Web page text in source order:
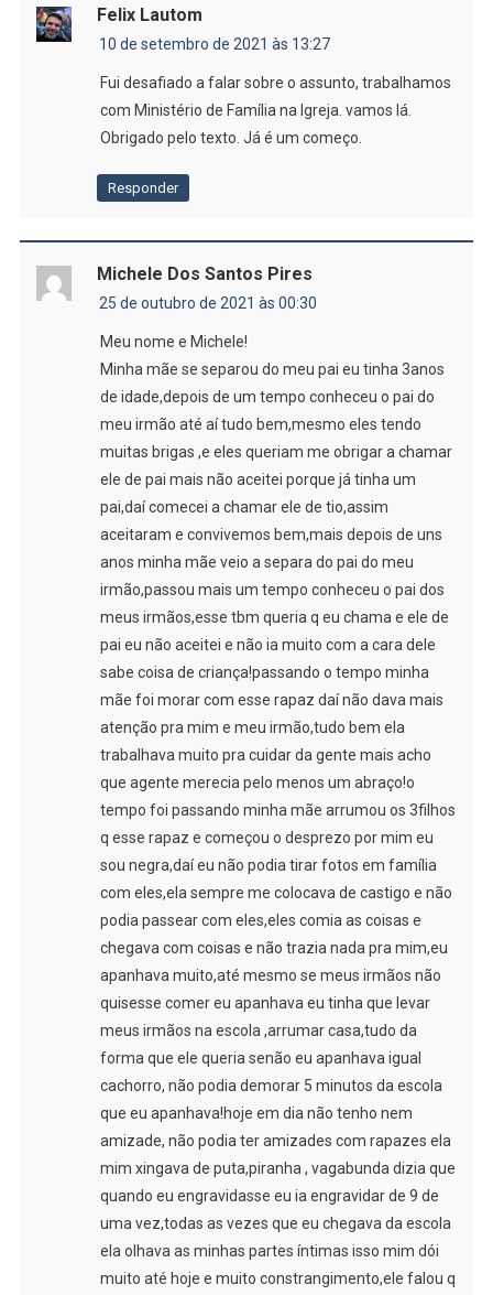
Felix Lautom
10 de setembro de 2021 às 13:27
Fui desafiado a falar sobre o assunto, trabalhamos
com Ministério de Família na Igreja. vamos lá.
Obrigado pelo texto. Já é um começo.
Responder
Michele Dos Santos Pires
25 de outubro de 2021 às 00:30
Meu nome e Michele!
Minha mãe se separou do meu pai eu tinha 3anos
de idade,depois de um tempo conheceu o pai do
meu irmão até aí tudo bem,mesmo eles tendo
muitas brigas ,e eles queriam me obrigar a chamar
ele de pai mais não aceitei porque já tinha um
pai,daí comecei a chamar ele de tio,assim
aceitaram e convivemos bem,mais depois de uns
anos minha mãe veio a separa do pai do meu
irmão,passou mais um tempo conheceu o pai dos
meus irmãos,esse tbm queria q eu chama e ele de
pai eu não aceitei e não ia muito com a cara dele
sabe coisa de criança!passando o tempo minha
mãe foi morar com esse rapaz daí não dava mais
atenção pra mim e meu irmão,tudo bem ela
trabalhava muito pra cuidar da gente mais acho
que agente merecia pelo menos um abraço!o
tempo foi passando minha mãe arrumou os 3filhos
q esse rapaz e começou o desprezo por mim eu
sou negra,daí eu não podia tirar fotos em família
com eles,ela sempre me colocava de castigo e não
podia passear com eles,eles comia as coisas e
chegava com coisas e não trazia nada pra mim,eu
apanhava muito,até mesmo se meus irmãos não
quisesse comer eu apanhava eu tinha que levar
meus irmãos na escola ,arrumar casa,tudo da
forma que ele queria senão eu apanhava igual
cachorro, não podia demorar 5 minutos da escola
que eu apanhava!hoje em dia não tenho nem
amizade, não podia ter amizades com rapazes ela
mim xingava de puta,piranha , vagabunda dizia que
quando eu engravidasse eu ia engravidar de 9 de
uma vez,todas as vezes que eu chegava da escola
ela olhava as minhas partes íntimas isso mim dói
muito até hoje e muito constrangimento,ele falou q